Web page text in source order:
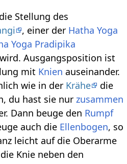
Stellung des
, einer der Hatha Yoga
Yoga Pradipika
Ausgangsposition ist
mit Knien auseinander.
wie in der Krähe
die
du hast sie nurzusammen
Dann beuge den Rumpf
auch die Ellenbogen, so
leicht auf die Oberarme
Knie neben den